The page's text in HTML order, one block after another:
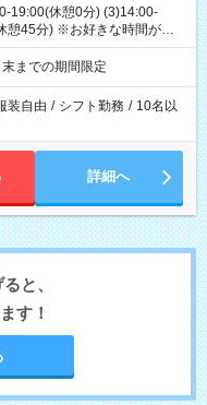
19:00(休憩0分) (3)14:00-
45分) ※お好きな時間が選べ
までの期間限定
装自由 / シフト勤務 / 10名以
詳細へ
と、
す！